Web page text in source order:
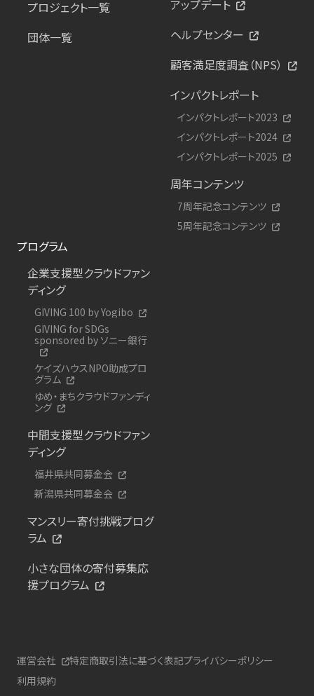
プロジェクト一覧
団体一覧
アップデート
ヘルプセンター
顧客満足度調査（NPS）
インパクトレポート
インパクトレポート2023
インパクトレポート2024
インパクトレポート2025
周年コンテンツ
7周年記念コンテンツ
5周年記念コンテンツ
プログラム
企業支援型クラウドファン
ディング
GIVING 100 by Yogibo
GIVING for SDGs
sponsored by ソニー銀行
ケイズハウスNPO助成プロ
グラム
ゆめ・まちクラウドファンディ
ング
中間支援型クラウドファン
ディング
福井県共同募金会
新潟県共同募金会
マンスリー寄付挑戦プログ
ラム
小さな団体の寄付募集応
援プログラム
運営会社 特定商取引法に基づく表記プライバシーポリシー
利用規約